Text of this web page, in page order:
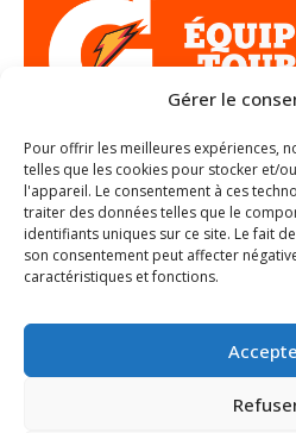
Gérer le
Pour offrir les meilleures expériences,
telles que les cookies pour stocker et/
l'appareil. Le consentement à ces
traiter des données telles que le
identifiants uniques sur ce site. Le fait
son consentement peut affecter
caractéristiques et fonctions.
Coupe LHJMQ 2025 –
Gatorade
2 3